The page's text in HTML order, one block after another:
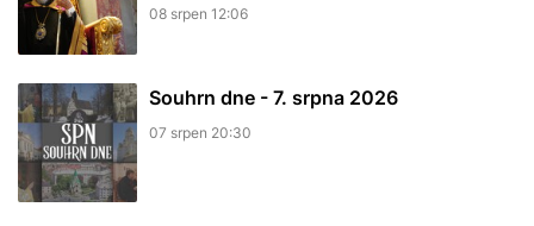
08 srpen 12:06
Souhrn dne - 7. srpna 2026
07 srpen 20:30